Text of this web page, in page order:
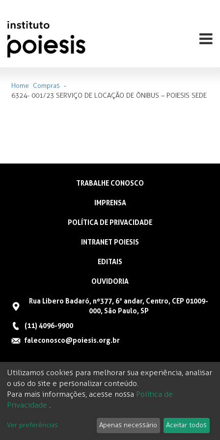
Home Compras -
6324- 001/23 SERVIÇO DE LOCAÇÃO DE ÔNIBUS – POIESIS SEDE
TRABALHE CONOSCO
IMPRENSA
POLÍTICA DE PRIVACIDADE
INTRANET POIESIS
EDITAIS
OUVIDORIA
Rua Libero Badaró, nº377, 6° andar, Centro, CEP 01009-
000, São Paulo, SP
(11) 4096-9900
faleconosco@poiesis.org.br
Utilizamos cookies para melhorar sua experiência, analisar
o uso do site e personalizar conteúdo.
Para mais informações, acesse nossa Política de
Privacidade .
Ver preferências Apenas necessário Aceitar todos